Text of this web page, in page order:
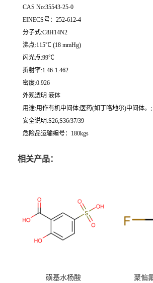
CAS No:35543-25-0
EINECS号：252-612-4
分子式:C8H14N2
沸点:115℃ (18 mmHg)
闪光点:99℃
折射率:1.46-1.462
密度:0.926
外观透明 液体
用途:用作有机中间体;医药(如丁咯地尔)中间体。;
安全说明:S26;S36/37/39
危险品运输编号：180kgs
相关产品：
磺基水杨酸 聚偏